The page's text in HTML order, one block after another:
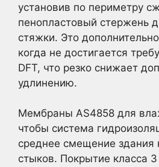
установив по периметру
пенопластовый стержень
стяжки. Это
когда не достигается
DFT, что резко снижает
удлинению.
Мембраны AS4858 для
чтобы система
среднее смещение
стыков. Покрытие класса